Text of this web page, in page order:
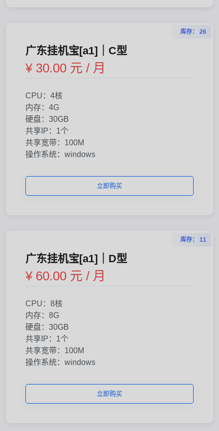
库存： 26
广东挂机宝[a1]｜C型
¥ 30.00 元 / 月
CPU：4核
内存：4G
硬盘：30GB
共享IP：1个
共享宽带：100M
操作系统：windows
立即购买
库存： 11
广东挂机宝[a1]｜D型
¥ 60.00 元 / 月
CPU：8核
内存：8G
硬盘：30GB
共享IP：1个
共享宽带：100M
操作系统：windows
立即购买